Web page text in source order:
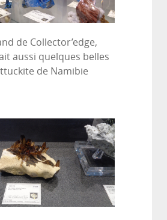
de Collector’edge,
aussi quelques belles
de Namibie